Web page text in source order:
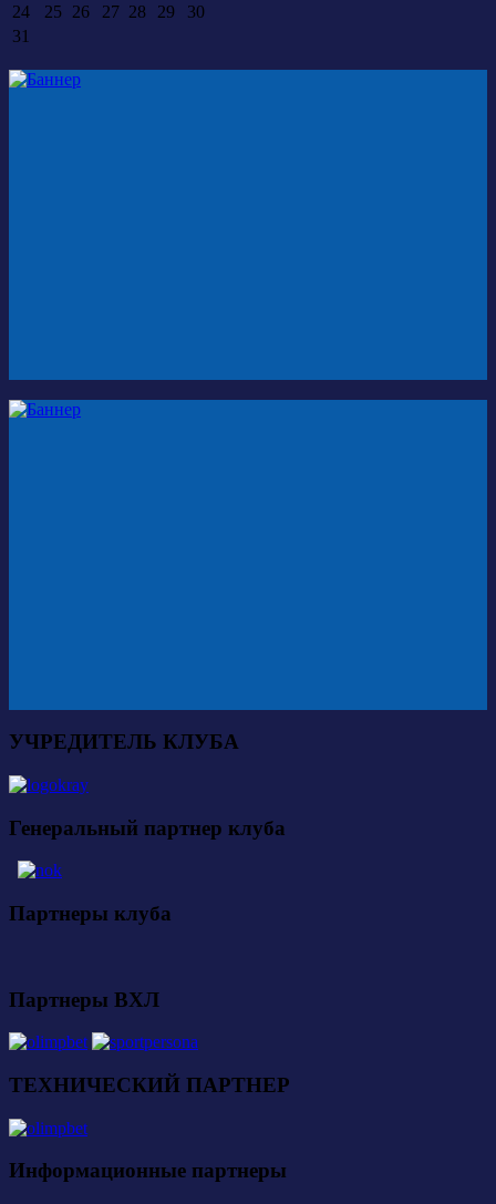
24
25 26 27 28 29
30
31
УЧРЕДИТЕЛЬ КЛУБА
Генеральный партнер клуба
Партнеры клуба
Партнеры ВХЛ
ТЕХНИЧЕСКИЙ ПАРТНЕР
Информационные партнеры